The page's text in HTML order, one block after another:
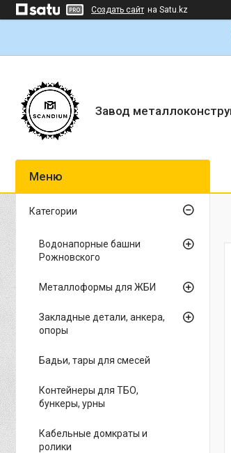
Создать сайт на Satu.kz
Завод
Категории
Водонапорные башни
Рожновского
Металлоформы для ЖБИ
Закладные детали, анкера,
опоры
Бадьи, тары для смесей
Контейнеры для ТБО,
бункеры, урны
Кабельные домкраты и
ролики